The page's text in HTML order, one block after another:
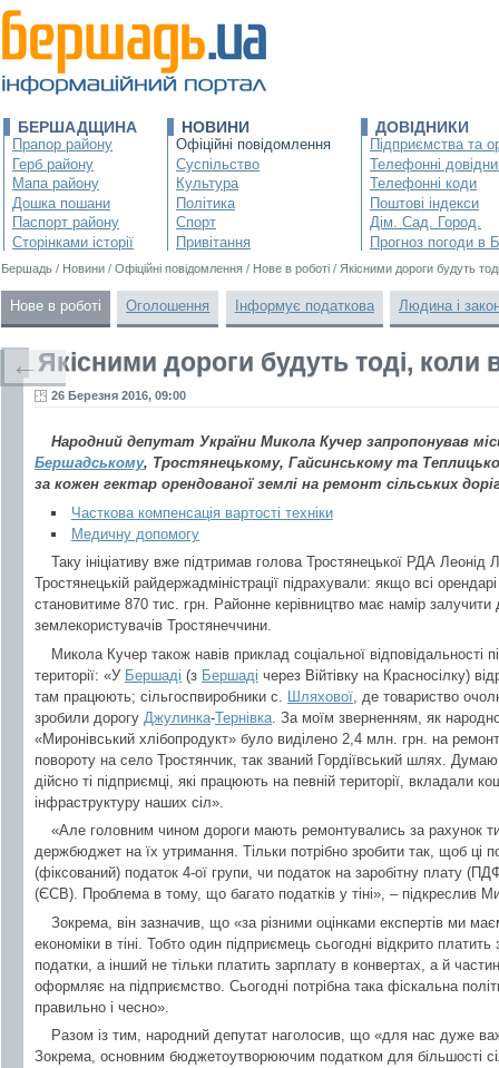
БЕРШАДЩИНА
Прапор району
Герб району
Мапа району
Дошка пошани
Паспорт району
Сторінками історії
НОВИНИ
Офіційні повідомлення
Суспільство
Культура
Політика
Спорт
Привітання
ДОВІДНИКИ
Підприємства та
Телефонні
Телефонні коди
Поштові індекси
Дім. Сад. Город.
Прогноз погоди в
Бершадь / Новини / Офіційні повідомлення / Нове в роботі / Якісними дороги будуть
Нове в роботі Оголошення Інформує податкова Людина і
Якісними дороги будуть тоді, коли
26 Березня 2016, 09:00
Народний депутат України Микола Кучер запропонував
Бершадському, Тростянецькому, Гайсинському та
за кожен гектар орендованої землі на ремонт сільських
Часткова компенсація вартості техніки
Медичну допомогу
Таку ініціативу вже підтримав голова Тростянецької РДА Леонід
Тростянецькій райдержадміністрації підрахували: якщо всі
становитиме 870 тис. грн. Районне керівництво має намір залучити
землекористувачів Тростянеччини.
Микола Кучер також навів приклад соціальної відповідальності
території: «У Бершаді (з Бершаді через Війтівку на Красносілку)
там працюють; сільгоспвиробники с.
Шляхової , де товариство
зробили дорогу Джулинка-Тернівка . За моїм зверненням, як
«Миронівський хлібопродукт» було виділено 2,4 млн. грн. на
повороту на село Тростянчик, так званий Гордіївський шлях.
дійсно ті підприємці, які працюють на певній території, вкладали
інфраструктуру наших сіл».
«Але головним чином дороги мають ремонтувались за рахунок
держбюджет на їх утримання. Тільки потрібно зробити так, щоб ці
(фіксований) податок 4-ої групи, чи податок на заробітну плату
(ЄСВ). Проблема в тому, що багато податків у тіні», – підкреслив
Зокрема, він зазначив, що «за різними оцінками експертів ми
економіки в тіні. Тобто один підприємець сьогодні відкрито
податки, а інший не тільки платить зарплату в конвертах, а й
оформляє на підприємство. Сьогодні потрібна така фіскальна
правильно і чесно».
Разом із тим, народний депутат наголосив, що «для нас дуже
Зокрема, основним бюджетоутворюючим податком для більшості
←